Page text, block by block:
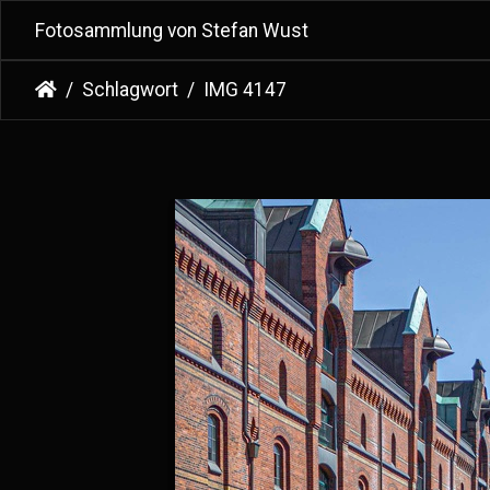
Fotosammlung von Stefan Wust
Schlagwort IMG 4147